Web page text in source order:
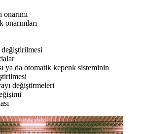
onarımı
onarımları
değiştirilmesi
ya da otomatik kepenk sisteminin
değiştirmeleri